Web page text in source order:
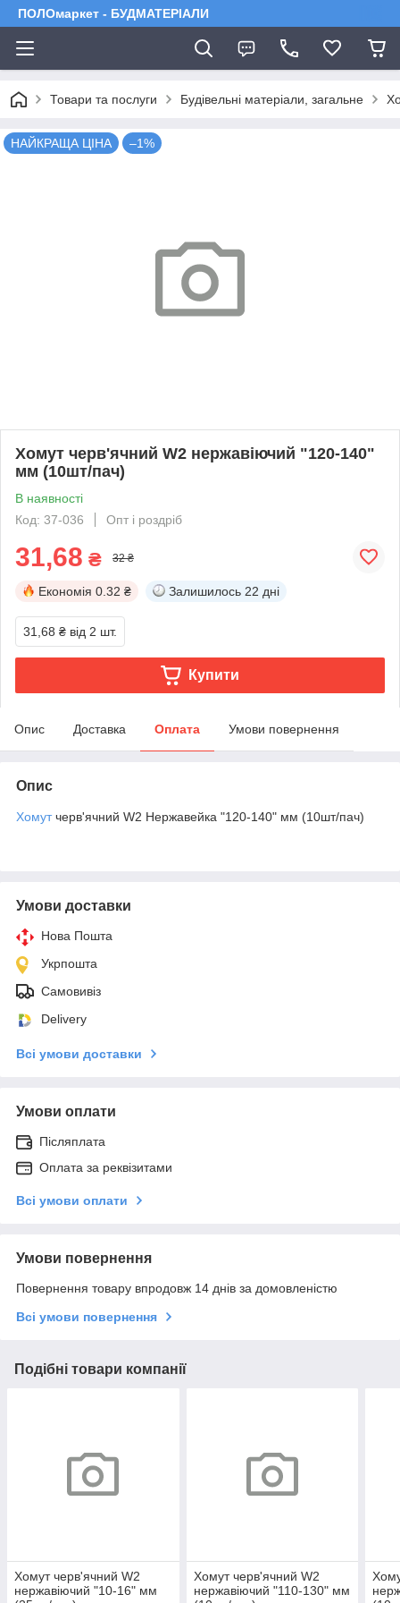
ПОЛОмаркет - БУДМАТЕРІАЛИ
Товари та послуги Будівельні матеріали, загальне
НАЙКРАЩА ЦІНА –1%
Хомут черв'ячний W2 нержавіючий "120-140"
мм (10шт/пач)
В наявності
Код: 37-036
Опт і роздріб
31,68 ₴ 32 ₴
Економія 0.32 ₴ Залишилось 22 дні
31,68 ₴ від 2 шт.
Купити
Опис Доставка Оплата Умови повернення
Опис
Хомутчерв'ячний W2 Нержавейка "120-140" мм (10шт/пач)
Умови доставки
Нова Пошта
Укрпошта
Самовивіз
Delivery
Всі умови доставки
Умови оплати
Післяплата
Оплата за реквізитами
Всі умови оплати
Умови повернення
Повернення товару впродовж 14 днів за домовленістю
Всі умови повернення
Подібні товари компанії
Хомут черв'ячний W2
нержавіючий "10-16" мм
Хомут черв'ячний W2
нержавіючий "110-130" мм